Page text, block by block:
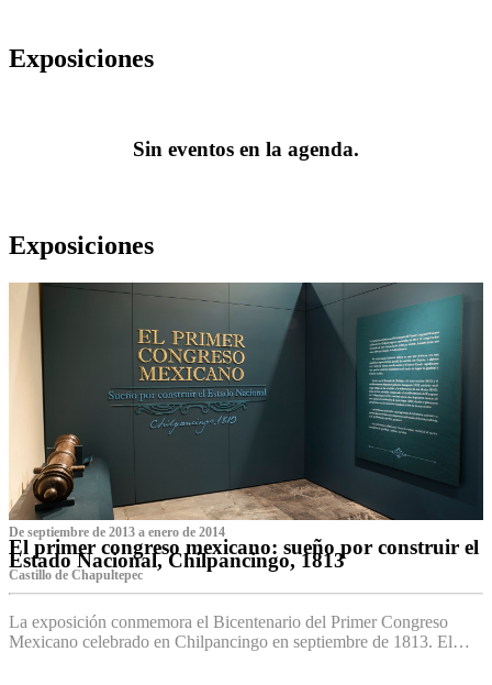
Exposiciones
Sin eventos en la agenda.
Exposiciones
De septiembre de 2013 a enero de 2014
El primer congreso mexicano: sueño por construir el
Estado Nacional, Chilpancingo, 1813
Castillo de Chapultepec
La exposición conmemora el Bicentenario del Primer Congreso
Mexicano celebrado en Chilpancingo en septiembre de 1813. El…